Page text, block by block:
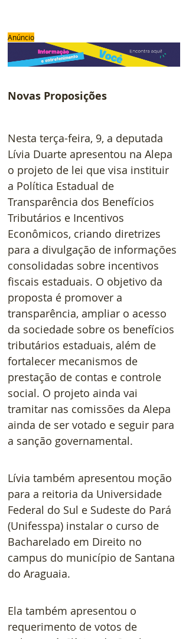
Anúncio
Novas Proposições
Nesta terça-feira, 9, a deputada
Lívia Duarte apresentou na Alepa
o projeto de lei que visa instituir
a Política Estadual de
Transparência dos Benefícios
Tributários e Incentivos
Econômicos, criando diretrizes
para a divulgação de informações
consolidadas sobre incentivos
fiscais estaduais. O objetivo da
proposta é promover a
transparência, ampliar o acesso
da sociedade sobre os benefícios
tributários estaduais, além de
fortalecer mecanismos de
prestação de contas e controle
social. O projeto ainda vai
tramitar nas comissões da Alepa
ainda de ser votado e seguir para
a sanção governamental.
Lívia também apresentou moção
para a reitoria da Universidade
Federal do Sul e Sudeste do Pará
(Unifesspa) instalar o curso de
Bacharelado em Direito no
campus do município de Santana
do Araguaia.
Ela também apresentou o
requerimento de votos de